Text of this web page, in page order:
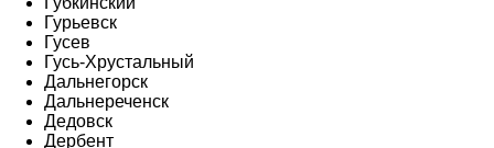
Гурьевск
Гусев
Гусь-Хрустальный
Дальнегорск
Дальнереченск
Дедовск
Дербент